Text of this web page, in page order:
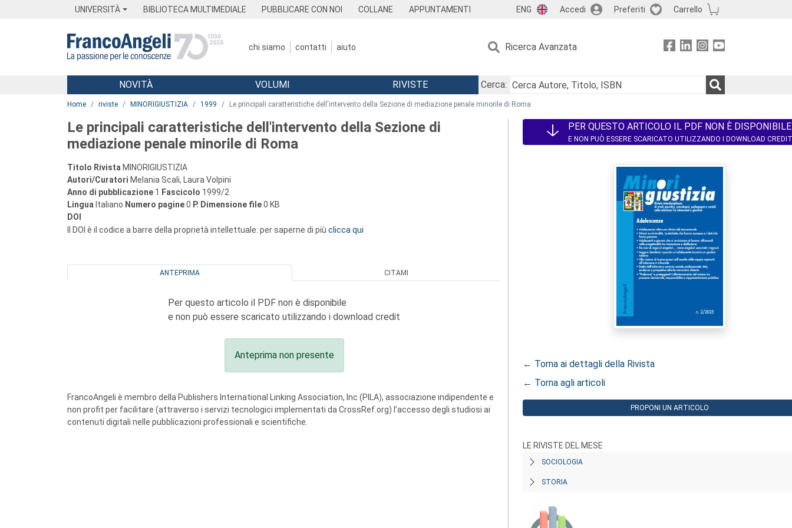
UNIVERSITÀ BIBLIOTECA MULTIMEDIALE PUBBLICARE CON NOI COLLANE APPUNTAMENTI ENG Accedi Preferiti Carrello
chi siamo contatti aiuto Ricerca Avanzata
Menu
NOVITÀ VOLUMI RIVISTE
Cerca:
Home riviste MINORIGIUSTIZIA 1999 Le principali caratteristiche dell'intervento della Sezione di mediazione penale minorile di Roma
Le principali caratteristiche dell'intervento della Sezione di
mediazione penale minorile di Roma
Titolo Rivista MINORIGIUSTIZIA
Autori/Curatori Melania Scali, Laura Volpini
Anno di pubblicazione 1 Fascicolo 1999/2
Lingua Italiano Numero pagine0 P. Dimensione file0 KB
DOI
Il DOI è il codice a barre della proprietà intellettuale: per saperne di più clicca qui
ANTEPRIMA CITAMI
Per questo articolo il PDF non è disponibile
e non può essere scaricato utilizzando i download credit
Anteprima non presente
FrancoAngeli è membro della Publishers International Linking Association, Inc (PILA), associazione indipendente e
non profit per facilitare (attraverso i servizi tecnologici implementati da CrossRef.org) l’accesso degli studiosi ai
contenuti digitali nelle pubblicazioni professionali e scientifiche.
PER QUESTO ARTICOLO IL PDF NON È DISPONIBILE
E NON PUÒ ESSERE SCARICATO UTILIZZANDO I DOWNLOAD CREDIT
← Torna ai dettagli della Rivista
← Torna agli articoli
PROPONI UN ARTICOLO
LE RIVISTE DEL MESE
SOCIOLOGIA
STORIA